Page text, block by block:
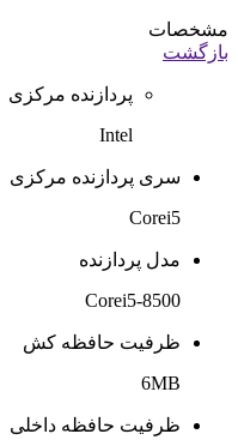
مشخصات
بازگشت
پردازنده مرکزی
Intel
سری پردازنده مرکزی
Corei5
مدل پردازنده
Corei5-8500
ظرفیت حافظه کش
6MB
ظرفیت حافظه داخلی